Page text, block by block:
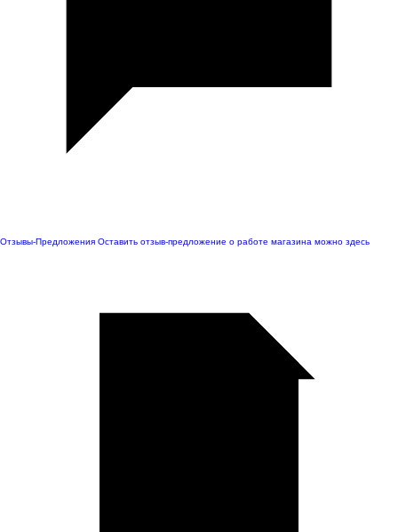
Отзывы-Предложения Оставить отзыв-предложение о работе магазина можно здесь